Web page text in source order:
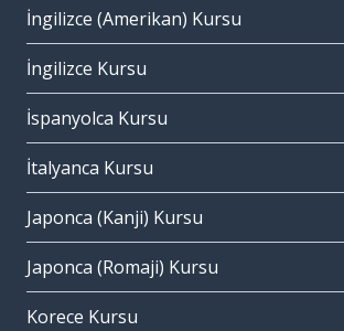
İngilizce (Amerikan) Kursu
İngilizce Kursu
İspanyolca Kursu
İtalyanca Kursu
Japonca (Kanji) Kursu
Japonca (Romaji) Kursu
Korece Kursu